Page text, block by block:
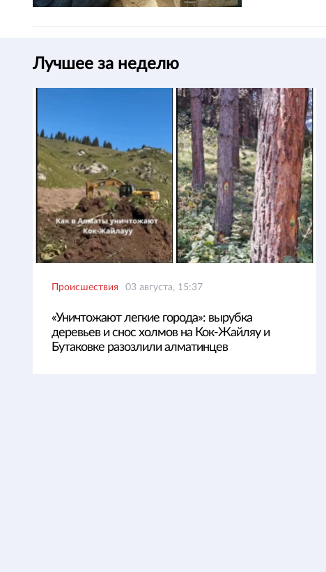
Лучшее за неделю
Происшествия 03 августа, 15:37
«Уничтожают легкие города»: вырубка
деревьев и снос холмов на Кок-Жайляу и
Бутаковке разозлили алматинцев